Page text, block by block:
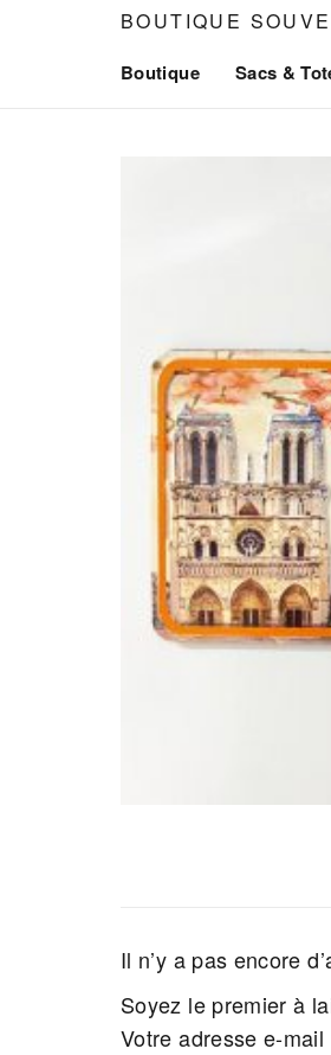
BOUTIQUE
Boutique Sacs &
Il n’y a pas encore
Soyez le premier à
Votre adresse e-